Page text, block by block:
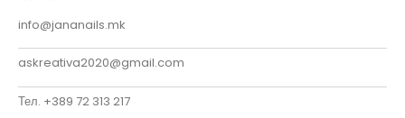
info@jananails.mk
askreativa2020@gmail.com
Тел. +389 72 313 217